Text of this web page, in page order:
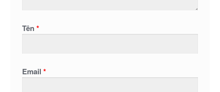
Tên*
Email*